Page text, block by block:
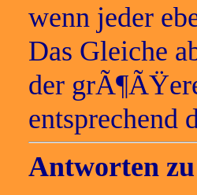
wenn jeder
Das Gleiche
der
entsprechend
Antworten